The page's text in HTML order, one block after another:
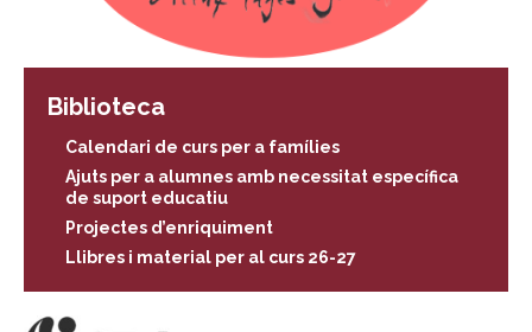
Biblioteca
Calendari de curs per a famílies
Ajuts per a alumnes amb necessitat específica
de suport educatiu
Projectes d’enriquiment
Llibres i material per al curs 26-27